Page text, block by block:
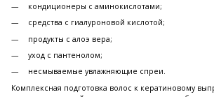
кондиционеры с аминокислотами;
средства с гиалуроновой кислотой;
продукты с алоэ вера;
уход с пантенолом;
несмываемые увлажняющие спреи.
Комплексная подготовка волос к кератиновому